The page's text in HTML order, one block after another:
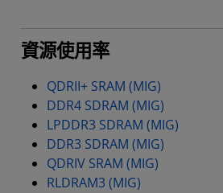
資源使用率
QDRII+ SRAM (MIG)
DDR4 SDRAM (MIG)
LPDDR3 SDRAM (MIG)
DDR3 SDRAM (MIG)
QDRIV SRAM (MIG)
RLDRAM3 (MIG)